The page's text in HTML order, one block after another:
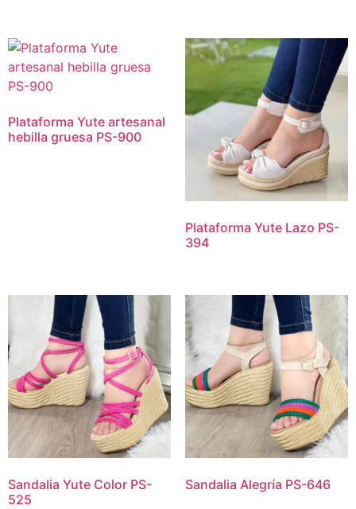
Plataforma Yute artesanal
hebilla gruesa PS-900
Plataforma Yute Lazo PS-
394
Sandalia Yute Color PS-
525
Sandalia Alegría PS-646